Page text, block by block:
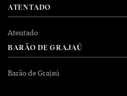
ATENTADO
Atentado
BARÃO DE GRAJAÚ
Barão de Grajaú